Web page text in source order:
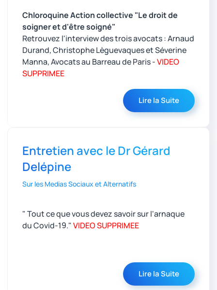
ChloroquineAction collective "Le droit de
soigner et d'être soigné"
Retrouvez l'interview des trois avocats : Arnaud
Durand, Christophe Lèguevaques et Séverine
Manna, Avocats au Barreau de Paris -VIDEO
SUPPRIMEE
Lire la Suite
Entretien avec le Dr Gérard
Delépine
Sur les Medias Sociaux et Alternatifs
" Tout ce que vous devez savoir sur l'arnaque
du Covid-19." VIDEO SUPPRIMEE
Lire la Suite